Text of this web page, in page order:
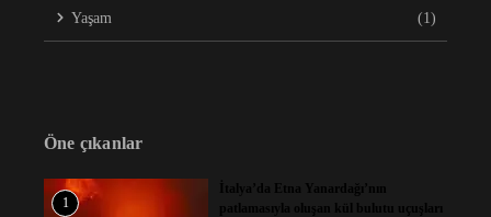
Yaşam (1)
Öne çıkanlar
1
İtalya’da Etna Yanardağı’nın
patlamasıyla oluşan kül bulutu uçuşları